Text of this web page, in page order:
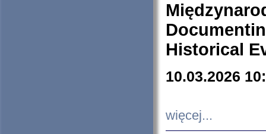
Historical
10.03.2026
więcej...